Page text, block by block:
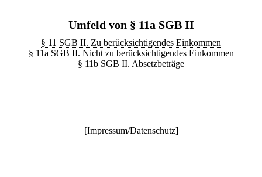
Umfeld von § 11a SGB II
§ 11 SGB II. Zu berücksichtigendes Einkommen
§ 11a SGB II. Nicht zu berücksichtigendes Einkommen
§ 11b SGB II. Absetzbeträge
[Impressum/Datenschutz]